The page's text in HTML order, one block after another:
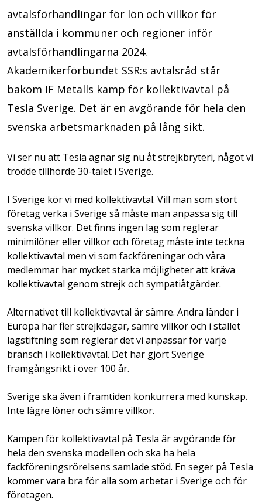
avtalsförhandlingar för lön och villkor för
anställda i kommuner och regioner inför
avtalsförhandlingarna 2024.
Akademikerförbundet SSR:s avtalsråd står
bakom IF Metalls kamp för kollektivavtal på
Tesla Sverige. Det är en avgörande för hela den
svenska arbetsmarknaden på lång sikt.
Vi ser nu att Tesla ägnar sig nu åt strejkbryteri, något vi
trodde tillhörde 30-talet i Sverige.
I Sverige kör vi med kollektivavtal. Vill man som stort
företag verka i Sverige så måste man anpassa sig till
svenska villkor. Det finns ingen lag som reglerar
minimilöner eller villkor och företag måste inte teckna
kollektivavtal men vi som fackföreningar och våra
medlemmar har mycket starka möjligheter att kräva
kollektivavtal genom strejk och sympatiåtgärder.
Alternativet till kollektivavtal är sämre. Andra länder i
Europa har fler strejkdagar, sämre villkor och i stället
lagstiftning som reglerar det vi anpassar för varje
bransch i kollektivavtal. Det har gjort Sverige
framgångsrikt i över 100 år.
Sverige ska även i framtiden konkurrera med kunskap.
Inte lägre löner och sämre villkor.
Kampen för kollektivavtal på Tesla är avgörande för
hela den svenska modellen och ska ha hela
fackföreningsrörelsens samlade stöd. En seger på Tesla
kommer vara bra för alla som arbetar i Sverige och för
företagen.